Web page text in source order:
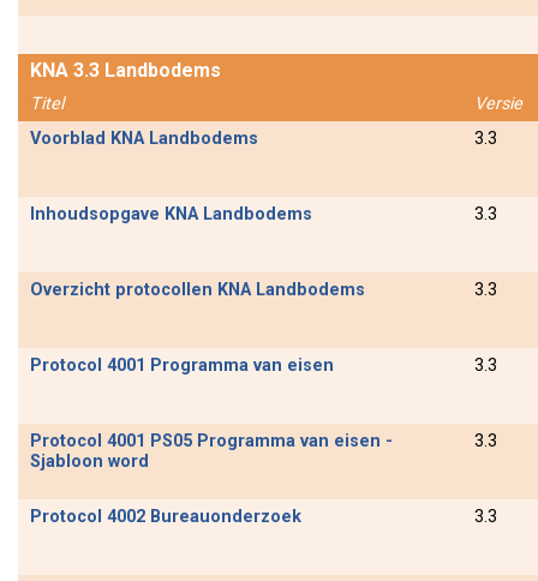
KNA 3.3 Landbodems
Titel
Versie
Voorblad KNA Landbodems
3.3
Inhoudsopgave KNA Landbodems 3.3
Overzicht protocollen KNA Landbodems 3.3
Protocol 4001 Programma van eisen 3.3
Protocol 4001 PS05 Programma van eisen -
Sjabloon word
3.3
Protocol 4002 Bureauonderzoek 3.3